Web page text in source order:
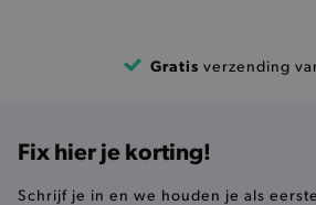
Gratis verzending
Fix hier je korting!
Schrijf je in en we houden je als
Naam